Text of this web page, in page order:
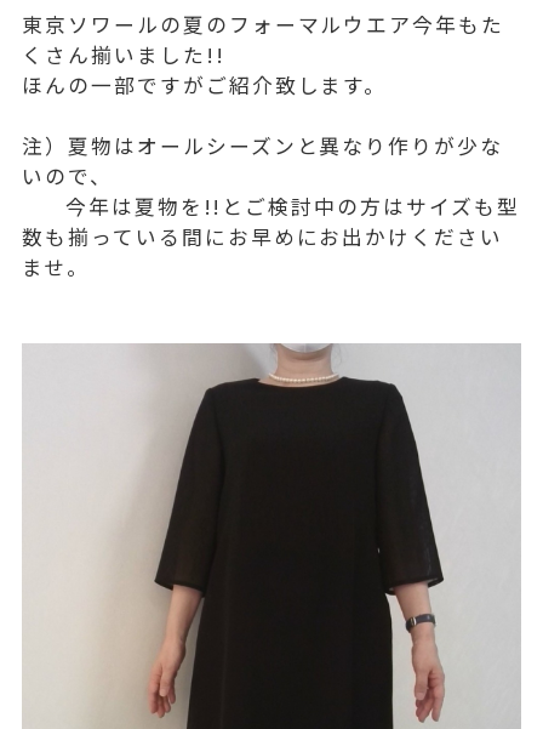
東京ソワールの夏のフォーマルウエア今年もた
くさん揃いました!!
ほんの一部ですがご紹介致します。
注）夏物はオールシーズンと異なり作りが少な
いので、
今年は夏物を!!とご検討中の方はサイズも型
数も揃っている間にお早めにお出かけください
ませ。